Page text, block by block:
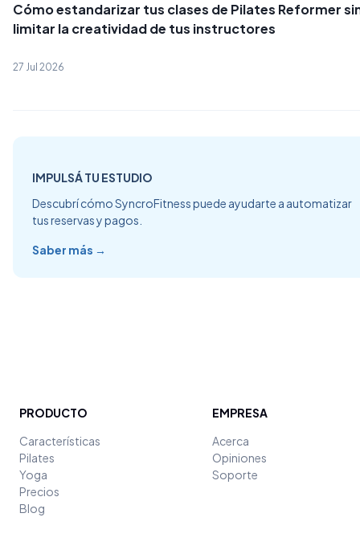
Cómo estandarizar tus clases de Pilates Reformer
limitar la creatividad de tus instructores
27 Jul 2026
IMPULSÁ TU ESTUDIO
Descubrí cómo SyncroFitness puede ayudarte a automatizar
tus reservas y pagos.
Saber más →
PRODUCTO
Características
Pilates
Yoga
Precios
Blog
EMPRESA
Acerca
Opiniones
Soporte